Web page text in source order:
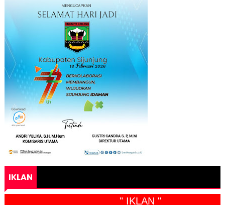
IKLAN
" IKLAN "